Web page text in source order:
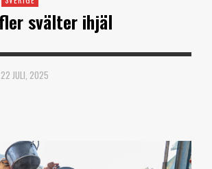
svälter ihjäl
22 JULI, 2025